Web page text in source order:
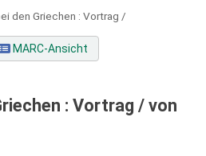
den Griechen : Vortrag /
MARC-Ansicht
: Vortrag / von